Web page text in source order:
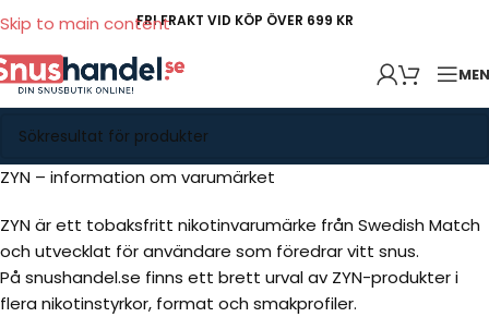
Skip to main contentFRI FRAKT VID KÖP ÖVER 699 KR
ZYN – information om varumärket
ZYN är ett tobaksfritt nikotinvarumärke från Swedish Match
och utvecklat för användare som föredrar vitt snus.
På snushandel.se finns ett brett urval av ZYN-produkter i
flera nikotinstyrkor, format och smakprofiler.